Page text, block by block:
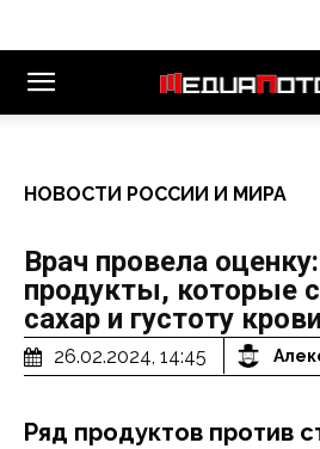
НОВОСТИ РОССИИ И МИРА
Врач провела
продукты, которые
сахар и густоту крови
26.02.2024, 14:45
Ряд продуктов против